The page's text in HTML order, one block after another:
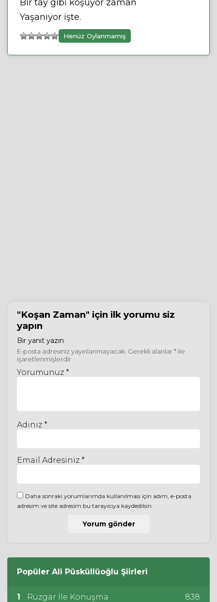
Bir tay gibi koşuyor zaman
Yaşanıyor işte.
Henüz Oylanmamış
"Koşan Zaman" için ilk yorumu siz
yapın
Bir yanıt yazın
E-posta adresiniz yayınlanmayacak. Gerekli alanlar* ile
işaretlenmişlerdir
Yorumunuz *
Adınız *
Email Adresiniz *
Daha sonraki yorumlarımda kullanılması için adım, e-posta
adresim ve site adresim bu tarayıcıya kaydedilsin.
Popüler Ali Püsküllüoğlu Şiirleri
1 Rüzgar İle Konuşma 838